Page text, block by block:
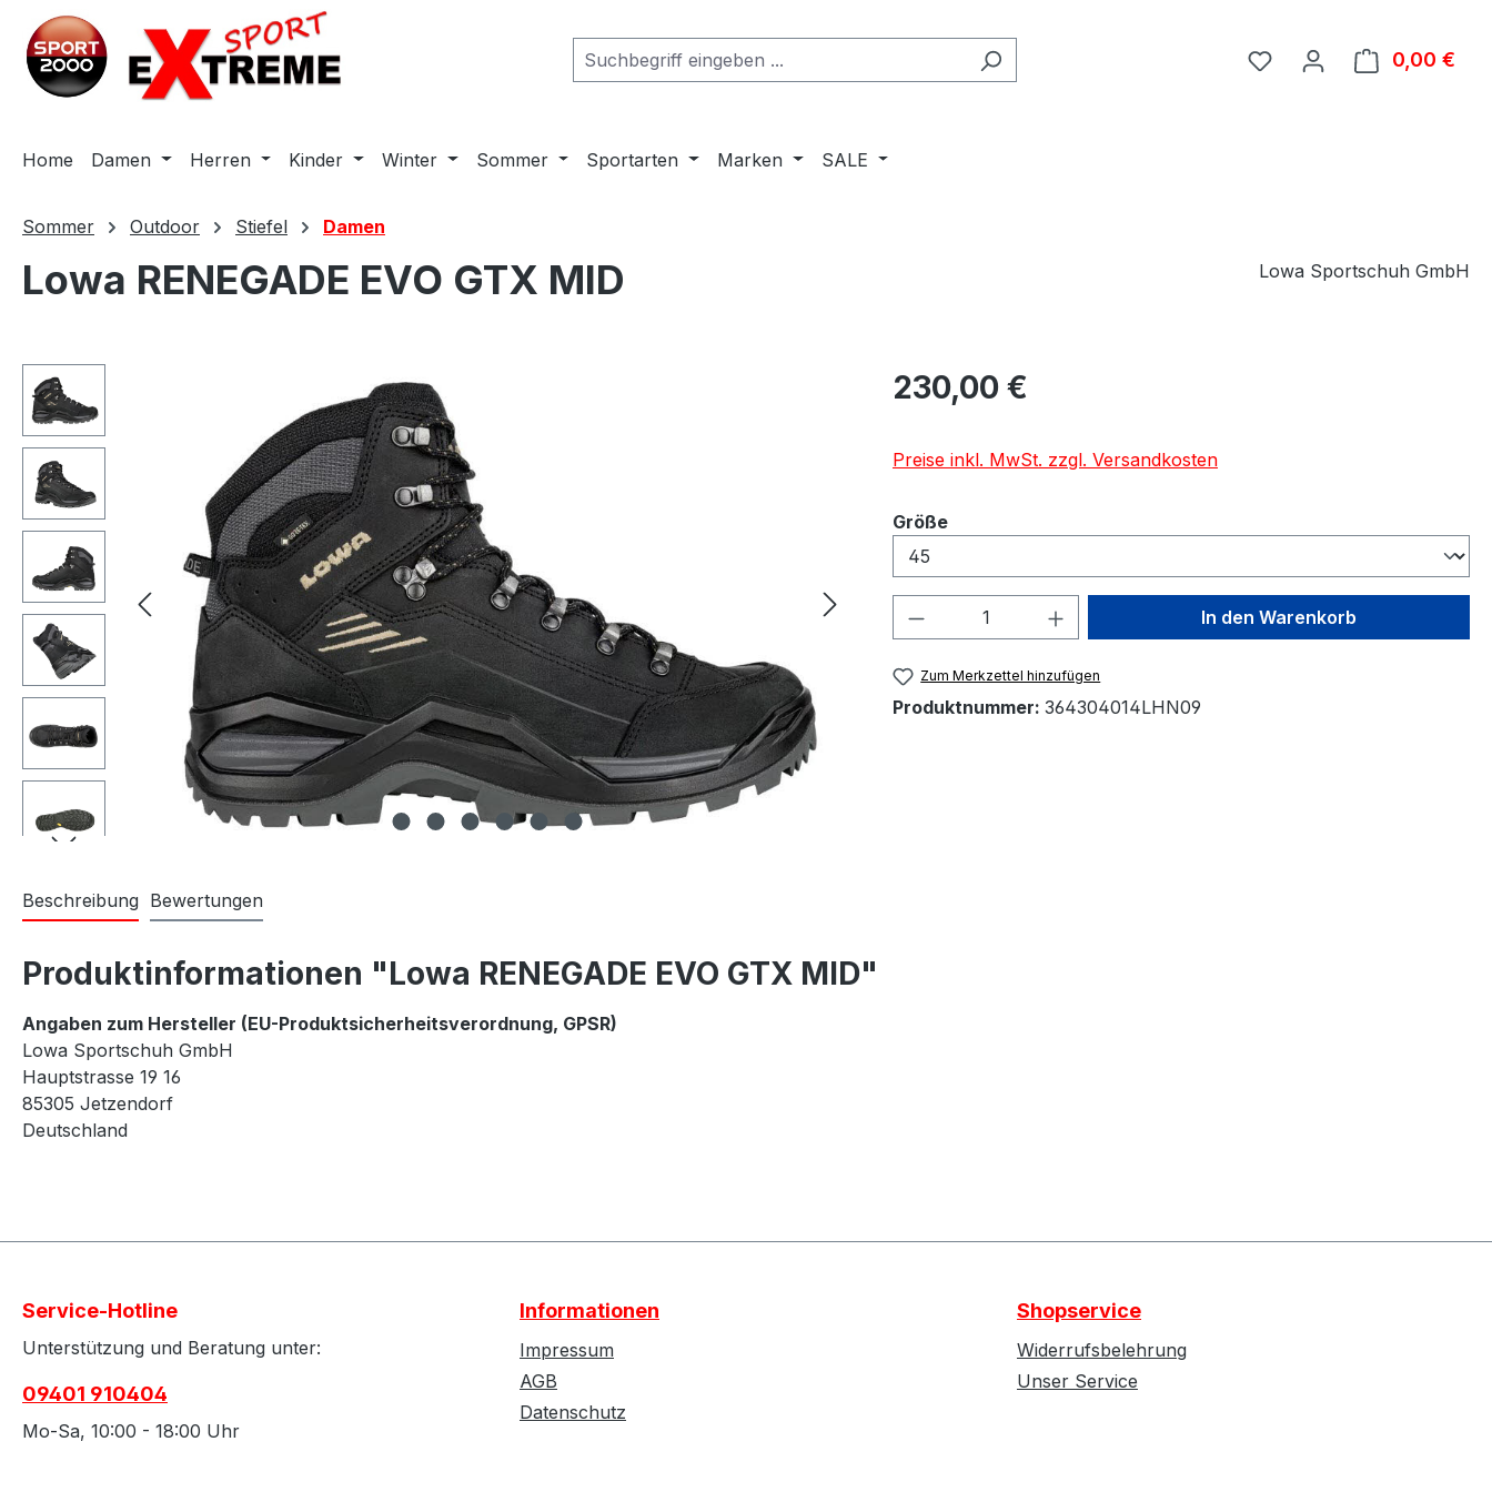
Hauptinhalt springen
Zur Suche springen
Zur Hauptnavigation springen
0,00 €
Home Damen Herren Kinder Winter Sommer Sportarten Marken SALE
Sommer Outdoor Stiefel Damen
Lowa RENEGADE EVO GTX MID Lowa Sportschuh GmbH
Bildergalerie überspringen Regulärer Preis:
230,00 €
Preise inkl. MwSt. zzgl. Versandkosten
Größeauswählen
Produkt Anzahl: Gib den gewünschten Wert
In den Warenkorb
Zum Merkzettel hinzufügen
Produktnummer: 364304014LHN09
Beschreibung Bewertungen
Produktinformationen "Lowa RENEGADE EVO GTX MID"
Angaben zum Hersteller (EU-Produktsicherheitsverordnung, GPSR)
Lowa Sportschuh GmbH
Hauptstrasse 19 16
85305 Jetzendorf
Deutschland
Service-Hotline
Unterstützung und Beratung unter:
09401 910404
Mo-Sa, 10:00 - 18:00 Uhr
Informationen
Impressum
AGB
Datenschutz
Shopservice
Widerrufsbelehrung
Unser Service